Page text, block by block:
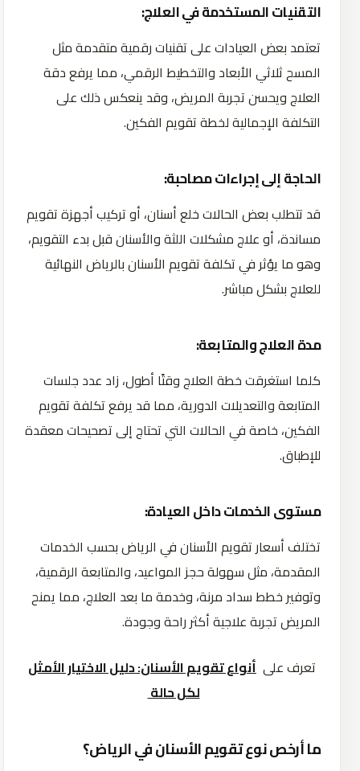
التقنيات المستخدمة في العلاج:
تعتمد بعض العيادات على تقنيات رقمية متقدمة مثل
المسح ثلاثي الأبعاد والتخطيط الرقمي، مما يرفع دقة
العلاج ويحسن تجربة المريض، وقد ينعكس ذلك على
التكلفة الإجمالية لخطة تقويم الفكين.
الحاجة إلى إجراءات مصاحبة:
قد تتطلب بعض الحالات خلع أسنان، أو تركيب أجهزة تقويم
مساندة، أو علاج مشكلات اللثة والأسنان قبل بدء التقويم،
وهو ما يؤثر في تكلفة تقويم الأسنان بالرياض النهائية
للعلاج بشكل مباشر.
مدة العلاج والمتابعة:
كلما استغرقت خطة العلاج وقتًا أطول، زاد عدد جلسات
المتابعة والتعديلات الدورية، مما قد يرفع تكلفة تقويم
الفكين، خاصة في الحالات التي تحتاج إلى تصحيحات معقدة
للإطباق.
مستوى الخدمات داخل العيادة:
تختلف أسعار تقويم الأسنان في الرياض بحسب الخدمات
المقدمة، مثل سهولة حجز المواعيد، والمتابعة الرقمية،
وتوفير خطط سداد مرنة، وخدمة ما بعد العلاج، مما يمنح
المريض تجربة علاجية أكثر راحة وجودة.
تعرف على أنواع تقويم الأسنان: دليل الاختيار الأمثل
لكل حالة
ما أرخص نوع تقويم الأسنان في الرياض؟